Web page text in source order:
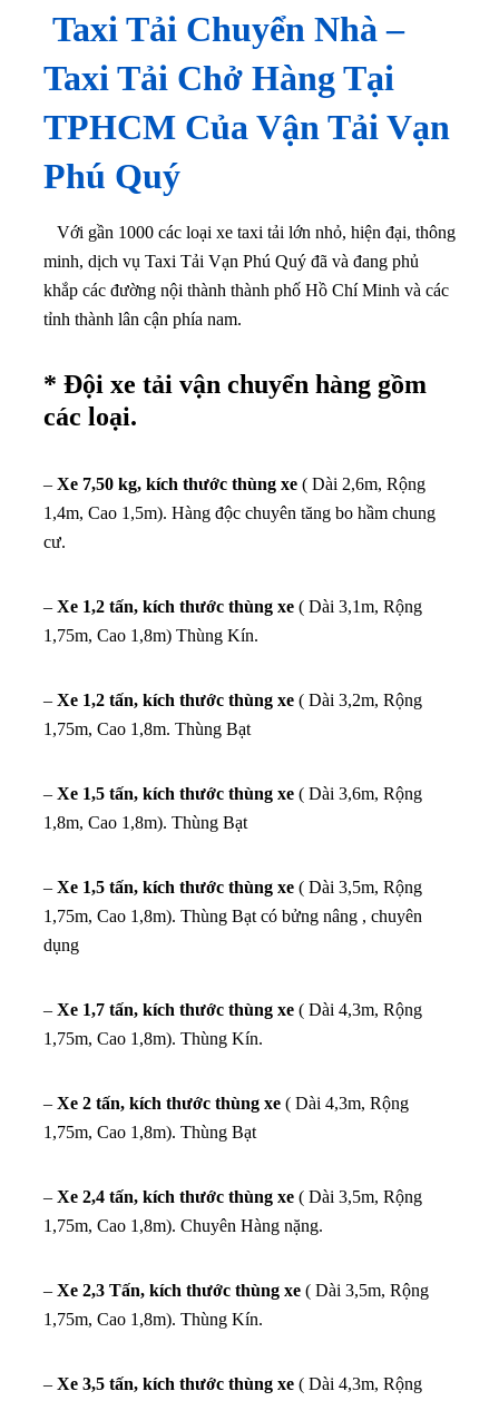
Taxi Tải Chuyển Nhà –
Taxi Tải Chở Hàng Tại
TPHCM Của Vận Tải Vạn
Phú Quý
Với gần 1000 các loại xe taxi tải lớn nhỏ, hiện đại, thông
minh, dịch vụ Taxi Tải Vạn Phú Quý đã và đang phủ
khắp các đường nội thành thành phố Hồ Chí Minh và các
tỉnh thành lân cận phía nam.
* Đội xe tải vận chuyển hàng gồm
các loại.
– Xe 7,50 kg, kích thước thùng xe ( Dài 2,6m, Rộng
1,4m, Cao 1,5m). Hàng độc chuyên tăng bo hầm chung
cư.
– Xe 1,2 tấn, kích thước thùng xe ( Dài 3,1m, Rộng
1,75m, Cao 1,8m) Thùng Kín.
– Xe 1,2 tấn, kích thước thùng xe ( Dài 3,2m, Rộng
1,75m, Cao 1,8m. Thùng Bạt
– Xe 1,5 tấn, kích thước thùng xe ( Dài 3,6m, Rộng
1,8m, Cao 1,8m). Thùng Bạt
– Xe 1,5 tấn, kích thước thùng xe ( Dài 3,5m, Rộng
1,75m, Cao 1,8m). Thùng Bạt có bửng nâng , chuyên
dụng
– Xe 1,7 tấn, kích thước thùng xe ( Dài 4,3m, Rộng
1,75m, Cao 1,8m). Thùng Kín.
– Xe 2 tấn, kích thước thùng xe ( Dài 4,3m, Rộng
1,75m, Cao 1,8m). Thùng Bạt
– Xe 2,4 tấn, kích thước thùng xe ( Dài 3,5m, Rộng
1,75m, Cao 1,8m). Chuyên Hàng nặng.
– Xe 2,3 Tấn, kích thước thùng xe ( Dài 3,5m, Rộng
1,75m, Cao 1,8m). Thùng Kín.
– Xe 3,5 tấn, kích thước thùng xe ( Dài 4,3m, Rộng